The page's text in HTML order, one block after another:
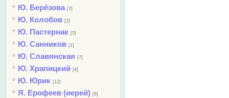
Ю. Берёзова [7]
Ю. Колобов [2]
Ю. Пастернак [5]
Ю. Санников [1]
Ю. Славянская [7]
Ю. Храпицкий [4]
Ю. Юрик [12]
Я. Ерофеев (иерей) [8]